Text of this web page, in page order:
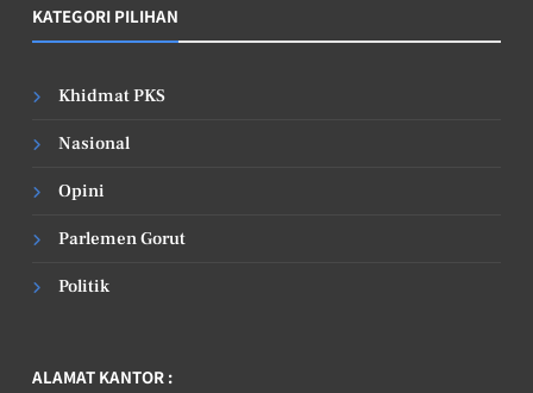
KATEGORI PILIHAN
Khidmat PKS
Nasional
Opini
Parlemen Gorut
Politik
ALAMAT KANTOR :